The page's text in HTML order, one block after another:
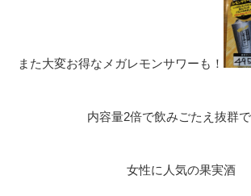
また大変お得なメガレモンサワーも！
内容量2倍で飲みごたえ抜群で
女性に人気の果実酒